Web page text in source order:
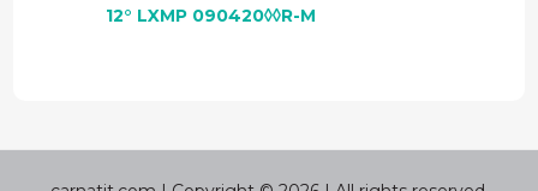
12° LXMP 090420◊◊R-M